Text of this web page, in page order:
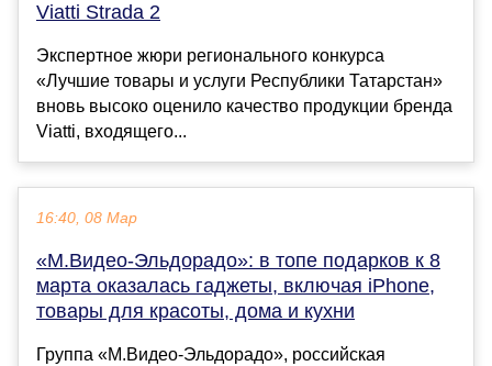
Viatti Strada 2
Экспертное жюри регионального конкурса
«Лучшие товары и услуги Республики Татарстан»
вновь высоко оценило качество продукции бренда
Viatti, входящего...
16:40, 08 Мар
«М.Видео-Эльдорадо»: в топе подарков к 8
марта оказалась гаджеты, включая iPhone,
товары для красоты, дома и кухни
Группа «М.Видео-Эльдорадо», российская